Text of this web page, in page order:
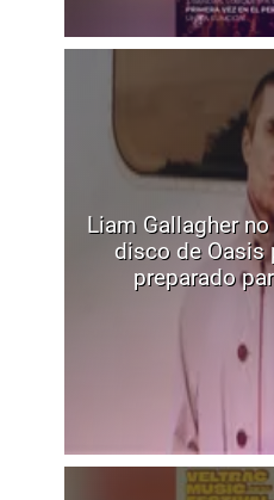
Liam Gallagher
disco de Oasis
preparado